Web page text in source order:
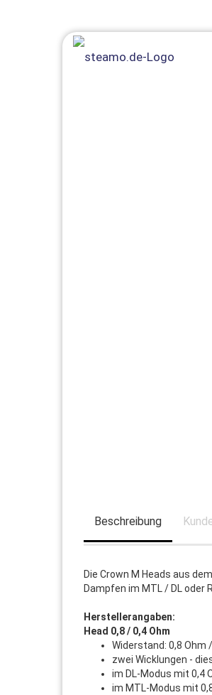
Beschreibung
Die Crown M Heads aus
Dampfen im MTL / DL oder
Herstellerangaben:
Head 0,8 / 0,4 Ohm
Widerstand: 0,8 Ohm
zwei Wicklungen -
im DL-Modus mit 0,4
im MTL-Modus mit